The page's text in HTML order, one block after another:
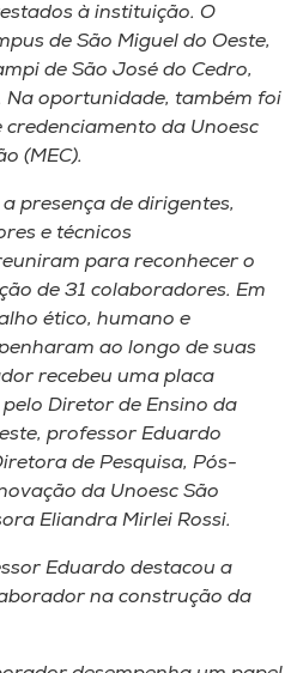
à instituição. O
de São Miguel do Oeste,
de São José do Cedro,
Na oportunidade, também foi
da Unoesc
(MEC).
presença de dirigentes,
e técnicos
para reconhecer o
de 31 colaboradores. Em
ético, humano e
ao longo de suas
recebeu uma placa
Diretor de Ensino da
professor Eduardo
de Pesquisa, Pós-
da Unoesc São
Eliandra Mirlei Rossi.
Eduardo destacou a
na construção da